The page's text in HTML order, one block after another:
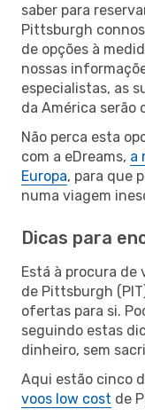
saber para
Pittsburgh
de opções à
nossas
especialistas, as
da América serão
Não perca esta
com a eDreams, a
Europa, para que
numa viagem
Dicas para
Está à procura de
de Pittsburgh
ofertas para si.
seguindo estas
dinheiro, sem
Aqui estão cinco
voos low cost de